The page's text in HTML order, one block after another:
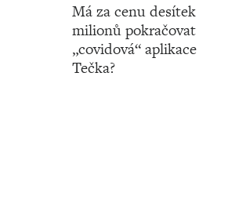
Má za cenu desítek
milionů pokračovat
„covidová“ aplikace
Tečka?